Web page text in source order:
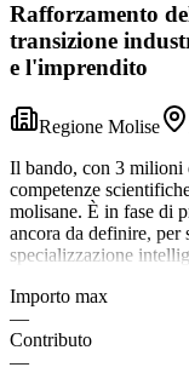
Rafforzamento
transizione
e l'imprendito
Regione Molise
Il bando, con 3 milioni
competenze
molisane. È in fase di
ancora da definire, per
specializzazione
Importo max
—
Contributo
—